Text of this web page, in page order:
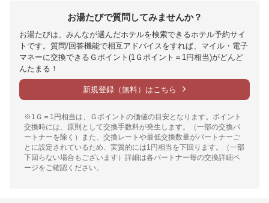
お湯たびで質問してみませんか？
お湯たびは、みんなが選んだホテルを検索できるホテル予約サイ
トです。質問/回答機能で相互アドバイスをすれば、マイル・電子
マネーに交換できるＧポイント(1Ｇポイント＝1円相当)がどんど
んたまる！
新規登録（無料）はこちら
※1Ｇ＝1円相当は、Ｇポイントの価値の目安となります。ポイント
交換時には、原則として交換手数料が発生します。（一部の交換パ
ートナーを除く）また、交換レートや最低交換数量がパートナーご
とに設定されているため、実質的には1円相当を下回ります。（一部
下回らない場合もございます）詳細は各パートナー毎の交換詳細ペ
ージをご確認ください。